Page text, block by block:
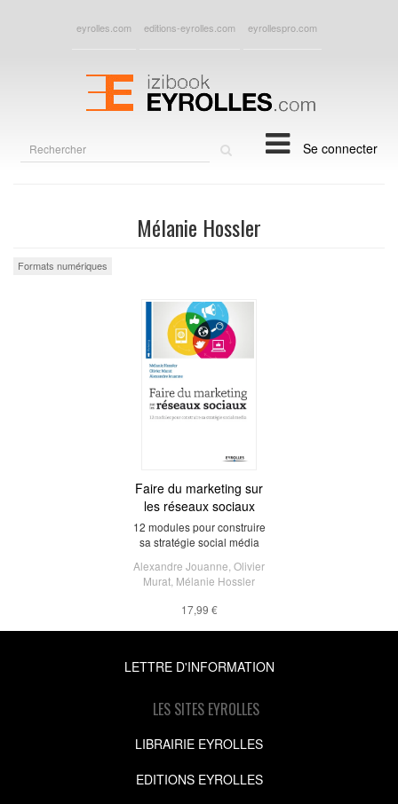
eyrolles.com editions-eyrolles.com eyrollespro.com
Se connecter
Mélanie Hossler
Formats numériques
Faire du marketing sur
les réseaux sociaux
12 modules pour construire
sa stratégie social média
Alexandre Jouanne Olivier
Murat Mélanie Hossler
17,99 €
LETTRE D'INFORMATION
LES SITES EYROLLES
LIBRAIRIE EYROLLES
EDITIONS EYROLLES